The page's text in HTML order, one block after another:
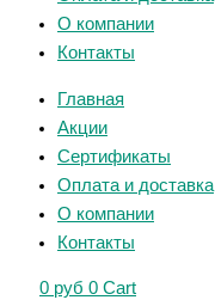
О компании
Контакты
Главная
Акции
Сертификаты
Оплата и доставка
О компании
Контакты
0 руб 0 Cart